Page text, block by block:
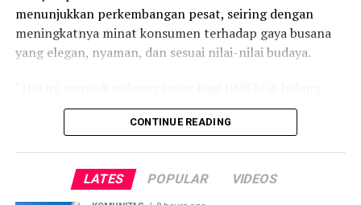
menunjukkan perkembangan pesat, seiring dengan
meningkatnya minat konsumen terhadap gaya busana
yang elegan, nyaman, dan sesuai nilai-nilai budaya.
modest fashion untuk memperluas akses pasar,” ujar
Sesmen UMKM Arif saat membuka Indonesia
(IN2MOTIONFEST) 2025 di JIExpo Kemayoran, Jakarta
sebagaimana dilansir dari laman umkm.go.id.
CONTINUE READING
LATES POPULAR VIDEOS